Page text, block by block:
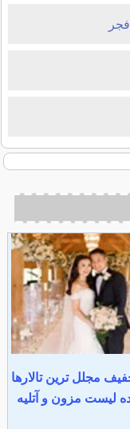
تخفیف مجلل ترین تالارها
لیست مزون و آتلیه